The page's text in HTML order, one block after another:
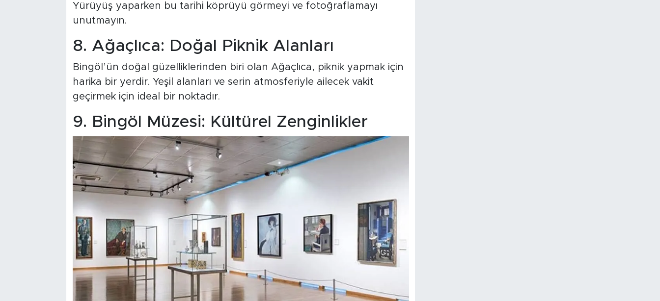
Yürüyüş yaparken bu tarihi köprüyü görmeyi ve fotoğraflamayı
unutmayın.
8. Ağaçlıca: Doğal Piknik Alanları
Bingöl’ün doğal güzelliklerinden biri olan Ağaçlıca, piknik yapmak için
harika bir yerdir. Yeşil alanları ve serin atmosferiyle ailecek vakit
geçirmek için ideal bir noktadır.
9. Bingöl Müzesi: Kültürel Zenginlikler